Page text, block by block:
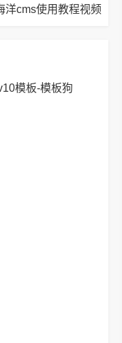
洋cms使用教程视频
模板-模板狗